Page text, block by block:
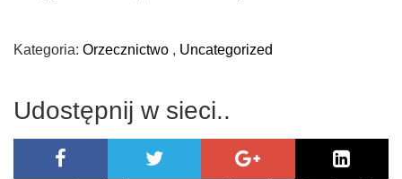
Kategoria: Orzecznictwo , Uncategorized
Udostępnij w sieci..